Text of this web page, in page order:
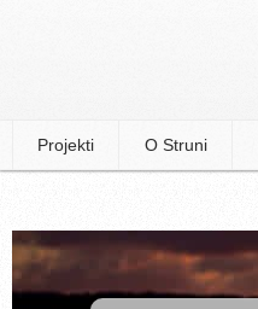
Projekti O Struni